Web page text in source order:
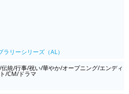
ラリーシリーズ（AL）
統/行事/祝い/華やか/オープニング/エンディ
/CM/ドラマ